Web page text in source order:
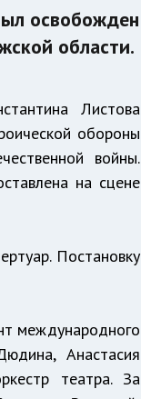
освобожден
области.
Листова
обороны
войны.
на сцене
Постановку
международного
Анастасия
театра. За